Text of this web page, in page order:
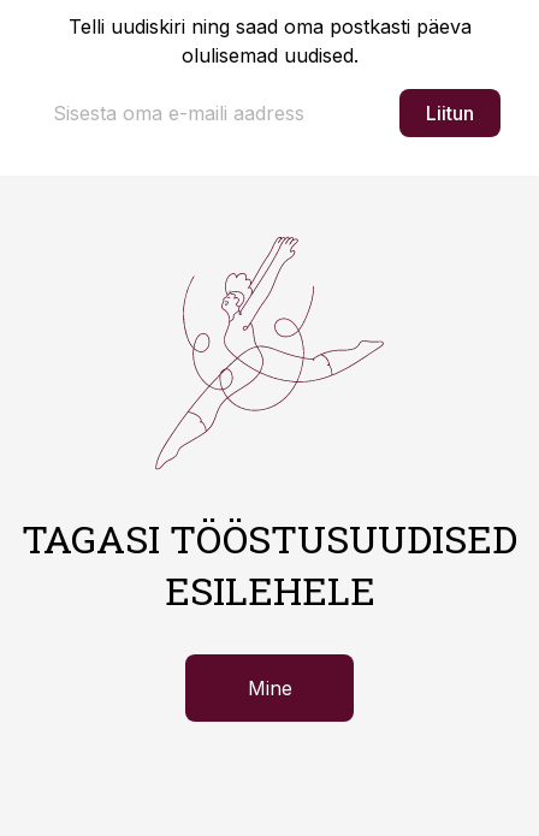
Telli uudiskiri ning saad oma postkasti päeva
olulisemad uudised.
Liitun
TAGASI TÖÖSTUSUUDISED
ESILEHELE
Mine